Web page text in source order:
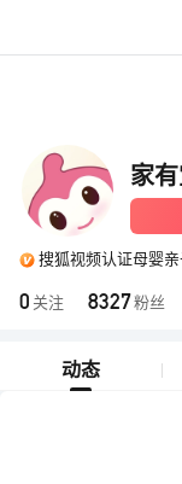
家
搜狐视频认证母婴
0 关注 8327粉丝
动态